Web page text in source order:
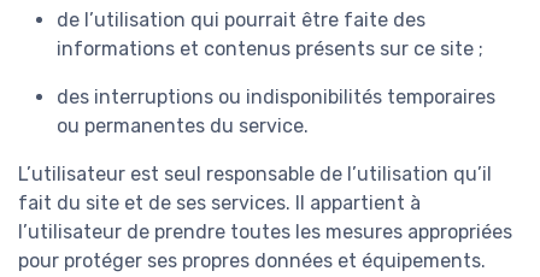
de l’utilisation qui pourrait être faite des
informations et contenus présents sur ce site ;
des interruptions ou indisponibilités temporaires
ou permanentes du service.
L’utilisateur est seul responsable de l’utilisation qu’il
fait du site et de ses services. Il appartient à
l’utilisateur de prendre toutes les mesures appropriées
pour protéger ses propres données et équipements.